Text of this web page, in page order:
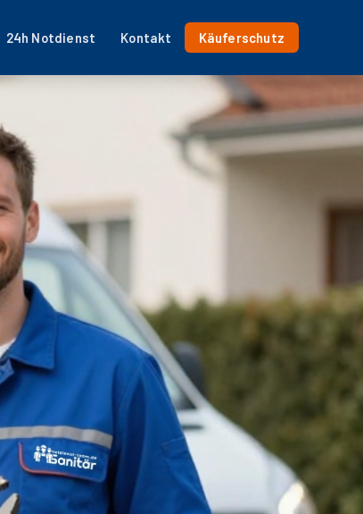
24h Notdienst Kontakt Käuferschutz